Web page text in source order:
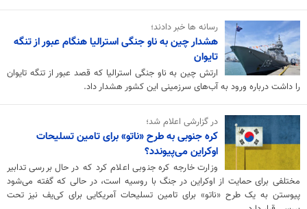
رسانه ها خبر دادند؛
هشدار چین به ناو جنگی استرالیا هنگام عبور از تنگه
تایوان
ارتش چین به ناو جنگی استرالیا که قصد عبور از تنگه تایوان
را داشت درباره ورود به آب‌های سرزمینی این کشور هشدار داد.
در گزارشی اعلام شد؛
کره جنوبی به طرح «ناتو» برای تامین تسلیحات
اوکراین می‌پیوندد؟
وزارت خارجه کره جنوبی اعلام کرد که در حال بررسی تدابیر
مختلفی برای حمایت از اوکراین در جنگ با روسیه است، در حالی‌ که گفته می‌شود
پیوستن به یک طرح «ناتو» برای تامین تسلیحات آمریکایی برای کی‌یف نیز تحت